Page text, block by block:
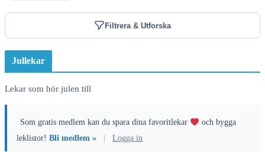
Filtrera & Utforska
Jullekar
Lekar som hör julen till
Som gratis medlem kan du spara dina favoritlekar
och bygga
leklistor! Bli medlem » Logga in